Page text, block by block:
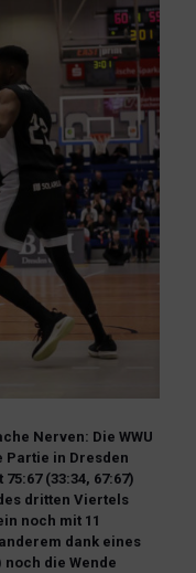
Nerven: Die WWU
Partie in Dresden
(33:34, 67:67)
dritten Viertels
noch mit 11
dank eines
die Wende